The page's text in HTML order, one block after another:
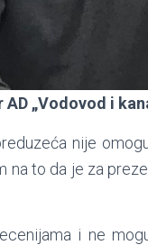
„Vodovod i
nije
na to da je za
i ne